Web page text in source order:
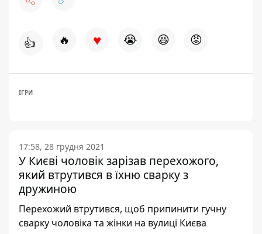
👍 🔥 ♥ 😭 😆 😡
ІГРИ
17:58, 28 грудня 2021
У Києві чоловік зарізав перехожого,
який втрутився в їхню сварку з
дружиною
Перехожий втрутився, щоб припинити гучну
сварку чоловіка та жінки на вулиці Києва